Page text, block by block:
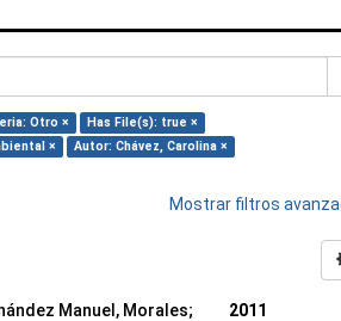
Otro ×
Has File(s): true ×
×
Autor: Chávez, Carolina ×
Mostrar filtros
Manuel, Morales;
2011